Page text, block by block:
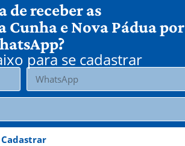
de receber as
Cunha e Nova Pádua por
para se cadastrar
Cadastrar